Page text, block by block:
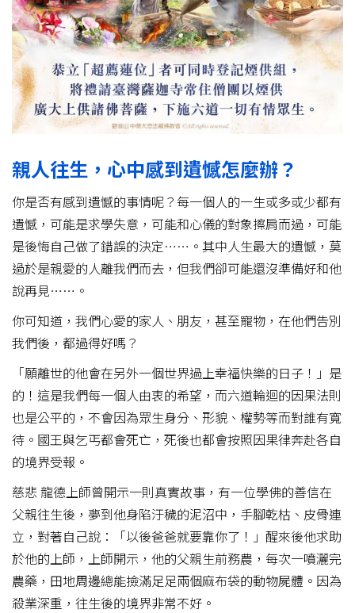
親人往生，心中感到遺憾怎麼辦？
你是否有感到遺憾的事情呢？每一個人的一生或多或少都有
遺憾，可能是求學失意，可能和心儀的對象擦肩而過，可能
是後悔自己做了錯誤的決定……。其中人生最大的遺憾，莫
過於是親愛的人離我們而去，但我們卻可能還沒準備好和他
說再見……。
你可知道，我們心愛的家人、朋友，甚至寵物，在他們告別
我們後，都過得好嗎？
「願離世的他會在另外一個世界過上幸福快樂的日子！」是
的！這是我們每一個人由衷的希望，而六道輪迴的因果法則
也是公平的，不會因為眾生身分、形貌、權勢等而對誰有寬
待。國王與乞丐都會死亡，死後也都會按照因果律奔赴各自
的境界受報。
慈悲 龍德上師曾開示一則真實故事，有一位學佛的善信在
父親往生後，夢到他身陷汙穢的泥沼中，手腳乾枯、皮骨連
立，對著自己說：「以後爸爸就要靠你了！」醒來後他求助
於他的上師，上師開示，他的父親生前務農，每次一噴灑完
農藥，田地周邊總能撿滿足足兩個麻布袋的動物屍體。因為
殺業深重，往生後的境界非常不好。